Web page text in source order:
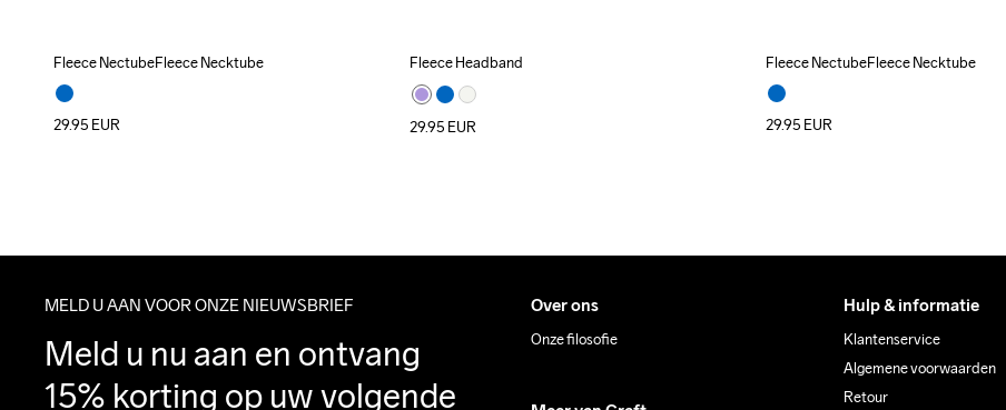
Fleece NectubeFleece Necktube
29.95 EUR
Fleece Headband
29.95 EUR
Fleece NectubeFleece Necktube
29.95 EUR
MELD U AAN VOOR ONZE NIEUWSBRIEF
Meld u nu aan en ontvang
15% korting op uw volgende
Over ons
Onze filosofie
Hulp & informatie
Klantenservice
Algemene voorwaarden
Retour